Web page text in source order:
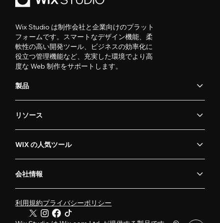
Wix Studio は制作会社と企業向けのプラット
フォームです。スマートなデザイン機能、柔
軟性の高い開発ツール、ビジネスの効率化に
役立つ管理機能など、充実した環境でより高
度な Web 制作をサポートします。
製品
リソース
WIX の人気ツール
会社情報
利用規約プライバシーポリシー